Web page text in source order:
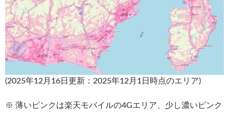
(2025年12月16日更新：2025年12月1日時点のエリア)
※ 薄いピンクは楽天モバイルの4Gエリア、少し濃いピンク